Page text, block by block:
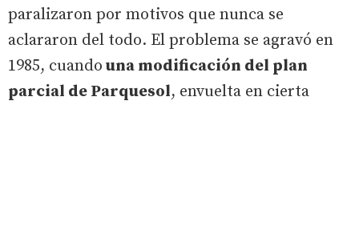
paralizaron por motivos que nunca se
aclararon del todo. El problema se agravó en
1985, cuando una modificación del plan
parcial de Parquesol, envuelta en cierta